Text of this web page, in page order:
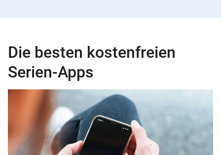
Die besten kostenfreien
Serien-Apps